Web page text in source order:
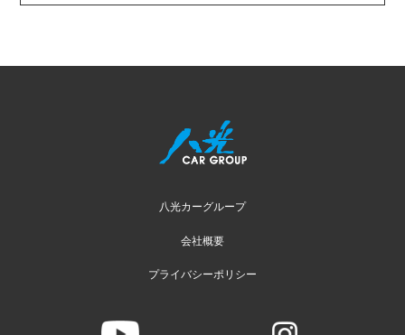
八光カーグループ
会社概要
プライバシーポリシー